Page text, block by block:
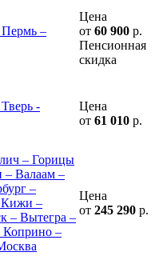
Пермь –
Цена
от 60 900 р.
Пенсионная
скидка
-
Цена
от 61 010 р.
– Горицы
– Валаам –
–
Кижи –
– Вытегра –
Коприно –
Цена
от 245 290 р.